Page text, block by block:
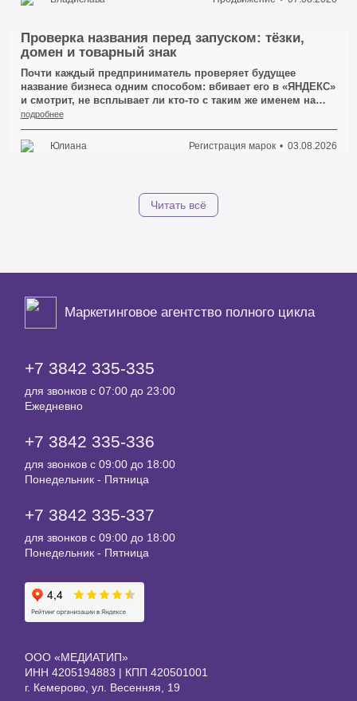
итоговую маржу и понимаешь: ты почти работаешь на
Проверка названия перед запуском: тёзки,
домен и товарный знак
Почти каждый предприниматель проверяет будущее
название бизнеса одним способом: вбивает его в «ЯНДЕКС»
и смотрит, не всплывает ли кто-то с таким же именем на
первой странице. Если чужих сайтов не видно — имя
объявляется свободным, и человек идёт заказывать
логотип, вывеску и сайт. Это и есть первая ошибка, из-за
которой потом приходится всё переделывать.
подробнее
Юлиана Регистрация марок 03.08.2026
Читать всё
Маркетинговое агентство полного цикла
+7 3842 335‑335
для звонков с 07:00 до 23:00
Ежедневно
+7 3842 335‑336
для звонков с 09:00 до 18:00
Понедельник - Пятница
+7 3842 335‑337
для звонков с 09:00 до 18:00
Понедельник - Пятница
ООО «МЕДИАТИП»
ИНН 4205194883 | КПП 420501001
г. Кемерово, ул. Весенняя, 19